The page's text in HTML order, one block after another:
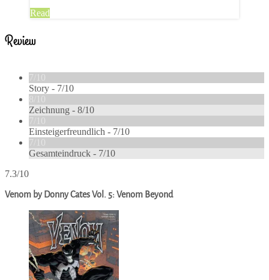
Read
Review
7/10
Story - 7/10
8/10
Zeichnung - 8/10
7/10
Einsteigerfreundlich - 7/10
7/10
Gesamteindruck - 7/10
7.3/10
Venom by Donny Cates Vol. 5: Venom Beyond